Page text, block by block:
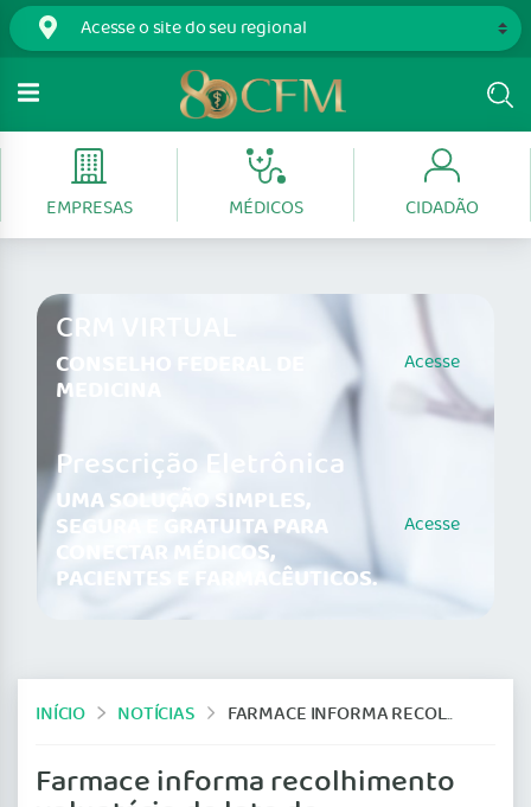
EMPRESAS MÉDICOS CIDADÃO
CRM VIRTUAL
CONSELHO FEDERAL DE
MEDICINA
Acesse
Prescrição Eletrônica
UMA SOLUÇÃO SIMPLES,
SEGURA E GRATUITA PARA
CONECTAR MÉDICOS,
PACIENTES E FARMACÊUTICOS.
Acesse
INÍCIO NOTÍCIAS FARMACE INFORMA RECOLHIMENTO VOLUNTÁRIO DE LOTE DE MEDICAMENTO
Farmace informa recolhimento